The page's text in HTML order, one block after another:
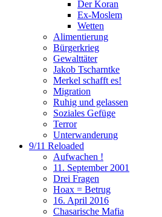
Der Koran
Ex-Moslem
Wetten
Alimentierung
Bürgerkrieg
Gewalttäter
Jakob Tscharntke
Merkel schafft es!
Migration
Ruhig und gelassen
Soziales Gefüge
Terror
Unterwanderung
9/11 Reloaded
Aufwachen !
11. September 2001
Drei Fragen
Hoax = Betrug
16. April 2016
Chasarische Mafia